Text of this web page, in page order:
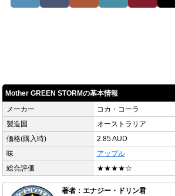
Mother GREEN STORMの基本情報
メーカー
コカ・コーラ
製造国
オーストラリア
価格(購入時)
2.85 AUD
味
アップル
総合評価
★★★★☆
著者：エナジー・ドリン君